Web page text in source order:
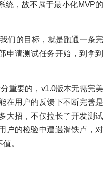
统，故不属于最小化MVP的
们的目标，就是跑通一条完
申请测试任务开始，到拿到
重要的，v1.0版本无需完美
在用户的反馈下不断完善是
大招，不仅拉长了开发测试
户的检验中遭遇滑铁卢，对
。